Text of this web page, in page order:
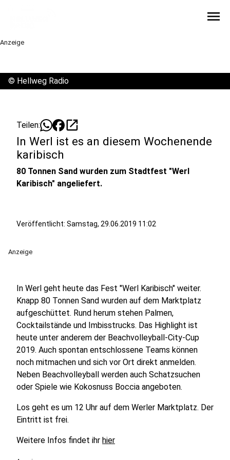
menu
Anzeige
© Hellweg Radio
Teilen: open_in_new
In Werl ist es an diesem Wochenende
karibisch
80 Tonnen Sand wurden zum Stadtfest "Werl
Karibisch" angeliefert.
Veröffentlicht: Samstag, 29.06.2019 11:02
Anzeige
In Werl geht heute das Fest "Werl Karibisch" weiter.
Knapp 80 Tonnen Sand wurden auf dem Marktplatz
aufgeschüttet. Rund herum stehen Palmen,
Cocktailstände und Imbisstrucks. Das Highlight ist
heute unter anderem der Beachvolleyball-City-Cup
2019. Auch spontan entschlossene Teams können
noch mitmachen und sich vor Ort direkt anmelden.
Neben Beachvolleyball werden auch Schatzsuchen
oder Spiele wie Kokosnuss Boccia angeboten.
Los geht es um 12 Uhr auf dem Werler Marktplatz. Der
Eintritt ist frei.
Weitere Infos findet ihr hier